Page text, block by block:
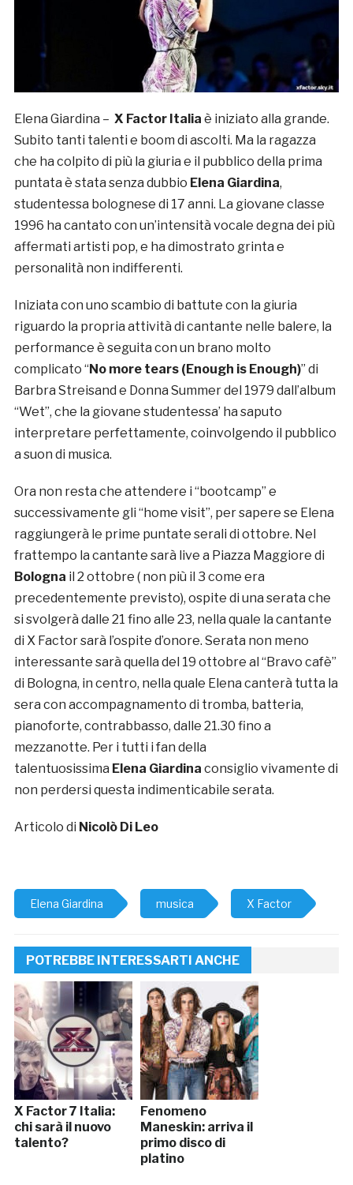
Elena Giardina – X Factor Italia è iniziato alla grande.
Subito tanti talenti e boom di ascolti. Ma la ragazza
che ha colpito di più la giuria e il pubblico della prima
puntata è stata senza dubbio Elena Giardina,
studentessa bolognese di 17 anni. La giovane classe
1996 ha cantato con un’intensità vocale degna dei più
affermati artisti pop, e ha dimostrato grinta e
personalità non indifferenti.
Iniziata con uno scambio di battute con la giuria
riguardo la propria attività di cantante nelle balere, la
performance è seguita con un brano molto
complicato “No more tears (Enough is Enough)” di
Barbra Streisand e Donna Summer del 1979 dall’album
“Wet”, che la giovane studentessa’ ha saputo
interpretare perfettamente, coinvolgendo il pubblico
a suon di musica.
Ora non resta che attendere i “bootcamp” e
successivamente gli “home visit”, per sapere se Elena
raggiungerà le prime puntate serali di ottobre. Nel
frattempo la cantante sarà live a Piazza Maggiore di
Bologna il 2 ottobre ( non più il 3 come era
precedentemente previsto), ospite di una serata che
si svolgerà dalle 21 fino alle 23, nella quale la cantante
di X Factor sarà l’ospite d’onore. Serata non meno
interessante sarà quella del 19 ottobre al “Bravo cafè”
di Bologna, in centro, nella quale Elena canterà tutta la
sera con accompagnamento di tromba, batteria,
pianoforte, contrabbasso, dalle 21.30 fino a
mezzanotte. Per i tutti i fan della
talentuosissima Elena Giardina consiglio vivamente di
non perdersi questa indimenticabile serata.
Articolo di Nicolò Di Leo
Elena Giardina musica X Factor
POTREBBE INTERESSARTI ANCHE
X Factor 7 Italia:
chi sarà il nuovo
talento?
Fenomeno
Maneskin: arriva il
primo disco di
platino